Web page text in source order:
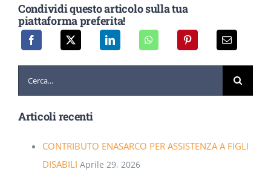
Condividi questo articolo sulla tua
piattaforma preferita!
Articoli recenti
CONTRIBUTO ENASARCO PER ASSISTENZA A FIGLI
DISABILI Aprile 29, 2026